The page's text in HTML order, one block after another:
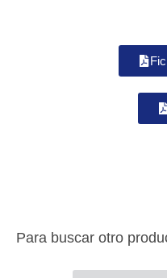
Para buscar otro